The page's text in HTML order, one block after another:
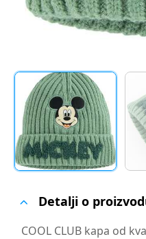
Detalji o
COOL CLUB kapa od